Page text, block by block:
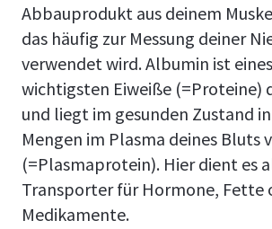
Abbauprodukt aus deinem
das häufig zur Messung deiner
verwendet wird. Albumin ist
wichtigsten Eiweiße (=Proteine)
und liegt im gesunden Zustand
Mengen im Plasma deines Bluts
(=Plasmaprotein). Hier dient es
Transporter für Hormone, Fette
Medikamente.